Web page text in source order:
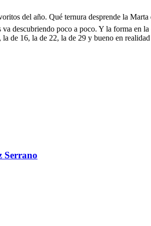
del año. Qué ternura desprende la Marta
descubriendo poco a poco. Y la forma
de 16, la de 22, la de 29 y bueno en
Serrano